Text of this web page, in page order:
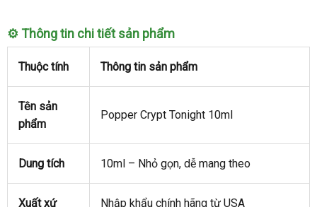
Popper
Tonight
10ml
loại
mạnh
nhất
cảm
tức
thì
⚙️ Thông tin chi tiết sản phẩm
Thuộc tính Thông tin sản phẩm
Tên sản
phẩm
Popper Crypt Tonight 10ml
Dung tích 10ml – Nhỏ gọntheo
yêu
cầu
, dễ mang theo
Xuất xứ Nhập khẩu chính hãng từ USA